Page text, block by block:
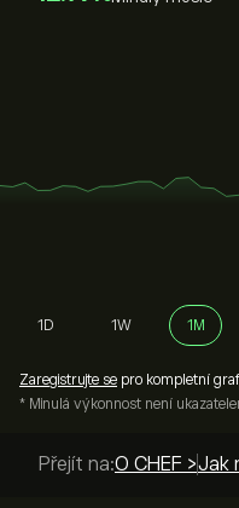
1D 1W 1M
Zaregistrujte se pro kompletní
* Minulá výkonnost není
Přejít na:O CHEF >Jak